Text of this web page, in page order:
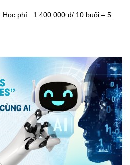
Học phí: 1.400.000 đ/ 10 buổi – 5